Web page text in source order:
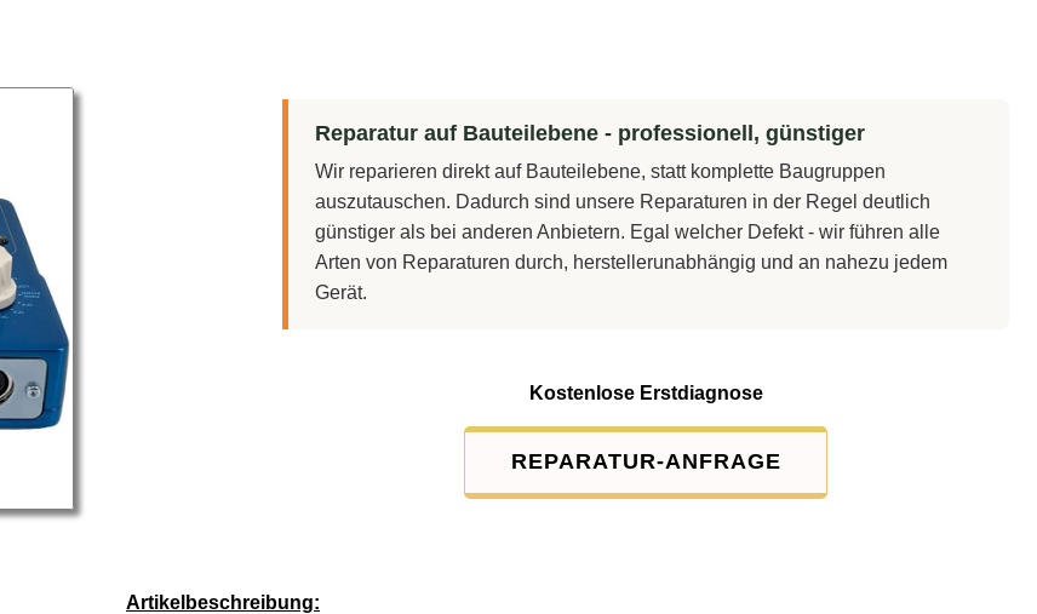
Reparatur auf Bauteilebene - professionell, günstiger
Wir reparieren direkt auf Bauteilebene, statt komplette Baugruppen
auszutauschen. Dadurch sind unsere Reparaturen in der Regel deutlich
günstiger als bei anderen Anbietern. Egal welcher Defekt - wir führen alle
Arten von Reparaturen durch, herstellerunabhängig und an nahezu jedem
Gerät.
Kostenlose Erstdiagnose
REPARATUR-ANFRAGE
Artikelbeschreibung: